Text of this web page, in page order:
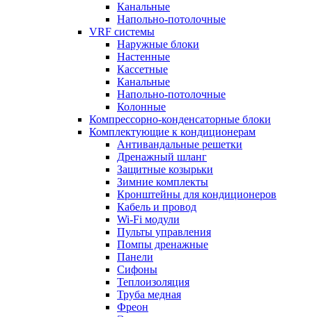
Канальные
Напольно-потолочные
VRF системы
Наружные блоки
Настенные
Кассетные
Канальные
Напольно-потолочные
Колонные
Компрессорно-конденсаторные блоки
Комплектующие к кондиционерам
Антивандальные решетки
Дренажный шланг
Защитные козырьки
Зимние комплекты
Кронштейны для кондиционеров
Кабель и провод
Wi-Fi модули
Пульты управления
Помпы дренажные
Панели
Сифоны
Теплоизоляция
Труба медная
Фреон